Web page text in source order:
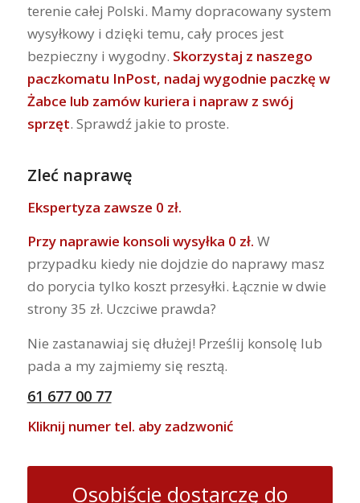
terenie całej Polski. Mamy dopracowany system
wysyłkowy i dzięki temu, cały proces jest
bezpieczny i wygodny. Skorzystaj z naszego
paczkomatu InPost, nadaj wygodnie paczkę w
Żabce lub zamów kuriera i napraw z swój
sprzęt. Sprawdź jakie to proste.
Zleć naprawę
Ekspertyza zawsze 0 zł.
Przy naprawie konsoli wysyłka 0 zł. W
przypadku kiedy nie dojdzie do naprawy masz
do porycia tylko koszt przesyłki. Łącznie w dwie
strony 35 zł. Uczciwe prawda?
Nie zastanawiaj się dłużej! Prześlij konsolę lub
pada a my zajmiemy się resztą.
61 677 00 77
Kliknij numer tel. aby zadzwonić
Osobiście dostarczę do